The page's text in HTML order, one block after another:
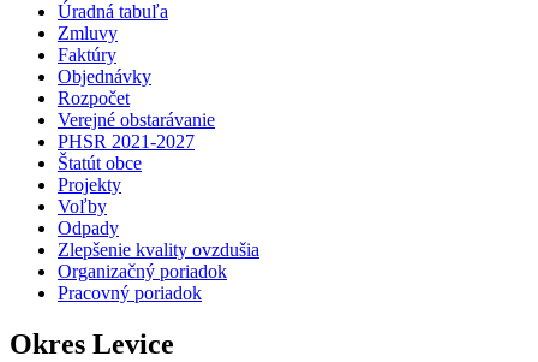
Úradná tabuľa
Zmluvy
Faktúry
Objednávky
Rozpočet
Verejné obstarávanie
PHSR 2021-2027
Štatút obce
Projekty
Voľby
Odpady
Zlepšenie kvality ovzdušia
Organizačný poriadok
Pracovný poriadok
Okres Levice